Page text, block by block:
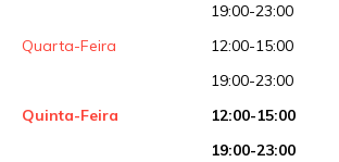
19:00-23:00
Quarta-Feira
12:00-15:00
19:00-23:00
Quinta-Feira
12:00-15:00
19:00-23:00